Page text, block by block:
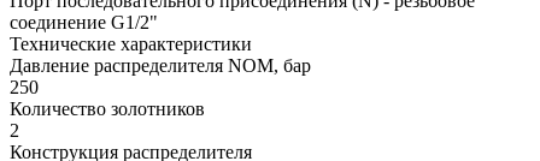
соединение G1/2"
Технические характеристики
Давление распределителя NOM, бар
250
Количество золотников
2
Конструкция распределителя